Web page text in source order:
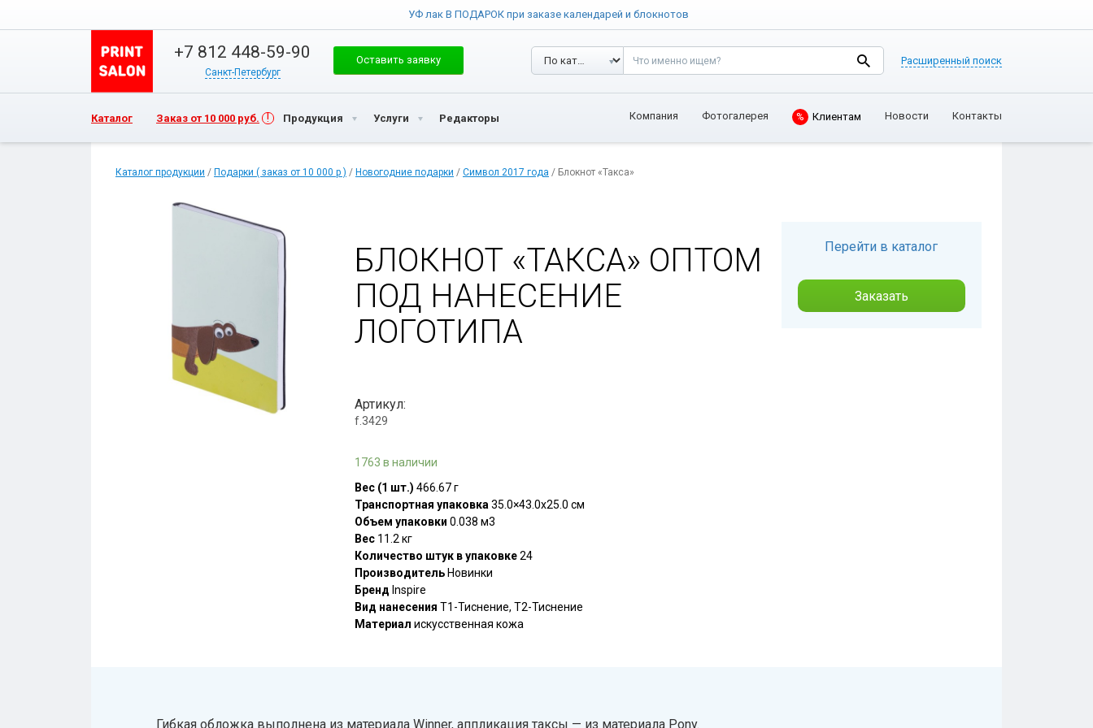
УФ лак В ПОДАРОК при заказе календарей и блокнотов
+7 812 448-59-90
Санкт-Петербург
Оставить заявку Расширенный поиск
Каталог Заказ от 10 000 руб. Продукция Услуги Редакторы Компания Фотогалерея % Клиентам Новости Контакты
Каталог продукции / Подарки ( заказ от 10 000 р ) / Новогодние подарки / Символ 2017 года / Блокнот «Такса»
БЛОКНОТ «ТАКСА» ОПТОМ
ПОД НАНЕСЕНИЕ
ЛОГОТИПА
Артикул:
f.3429
1763 в наличии
Вес (1 шт.) 466.67 г
Транспортная упаковка 35.0×43.0x25.0 см
Объем упаковки 0.038 м3
Вес 11.2 кг
Количество штук в упаковке24
Производитель Новинки
Бренд Inspire
Вид нанесения T1-Тиснение, T2-Тиснение
Материал искусственная кожа
Перейти в каталог
Заказать
Гибкая обложка выполнена из материала Winner, аппликация таксы — из материала Pony.